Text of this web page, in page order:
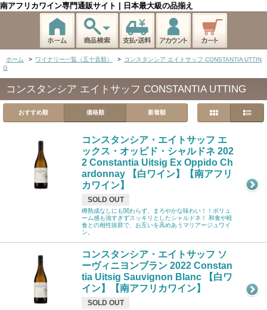
南アフリカワイン専門通販サイト | 日本最大級の品揃え
ホーム > ワイナリー一覧（五十音順） > コンスタンシア エイトサッフ CONSTANTIA UTTIN
G
コンスタンシア エイトサッフ CONSTANTIA UTTING
おすすめ順 価格順 新着順
コンスタンシア・エイトサッフ エ
ックス・オッピド・シャルドネ 202
2 Constantia Uitsig Ex Oppido Ch
ardonnay 【白ワイン】【南アフリ
カワイン】
SOLD OUT
樽熟成なしにも関わらず、まろやかな味わい！！ボリュ
ーム感も強すぎずスッキリとしたシャルドネ！ 和食や軽
食との相性抜群で、お互いを高めあうマリアージュワイ
ン。
コンスタンシア・エイトサッフ ソ
ーヴィニヨンブラン 2022 Constan
tia Uitsig Sauvignon Blanc 【白ワ
イン】【南アフリカワイン】
SOLD OUT